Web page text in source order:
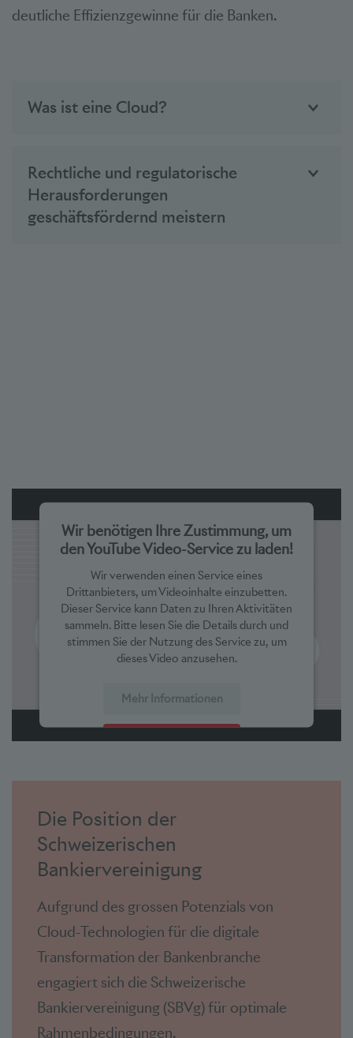
deutliche Effizienzgewinne für die Banken.
Was ist eine Cloud?
Rechtliche und regulatorische
Herausforderungen
geschäftsfördernd meistern
Wir benötigen Ihre Zustimmung, um
den YouTube Video-Service zu laden!
Wir verwenden einen Service eines
Drittanbieters, um Videoinhalte einzubetten.
Dieser Service kann Daten zu Ihren Aktivitäten
sammeln. Bitte lesen Sie die Details durch und
stimmen Sie der Nutzung des Service zu, um
dieses Video anzusehen.
Mehr Informationen
Akzeptieren
Die Position der
Schweizerischen
Bankiervereinigung
Aufgrund des grossen Potenzials von
Cloud-Technologien für die digitale
Transformation der Bankenbranche
engagiert sich die Schweizerische
Bankiervereinigung (SBVg) für optimale
Rahmenbedingungen.